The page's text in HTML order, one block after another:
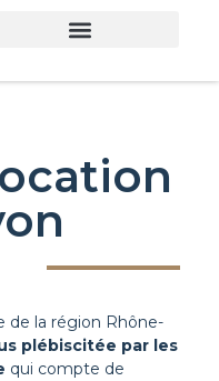
de la région Rhône-
plébiscitée par les
qui compte de